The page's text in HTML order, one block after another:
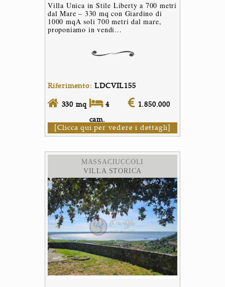
Villa Unica in Stile Liberty a 700 metri
dal Mare – 330 mq con Giardino di
1000 mqA soli 700 metri dal mare,
proponiamo in vendi...
Riferimento: LDCVIL155
330 mq
4
cam.
1.850.000
[Clicca qui per vedere i dettagli]
MASSACIUCCOLI
VILLA STORICA